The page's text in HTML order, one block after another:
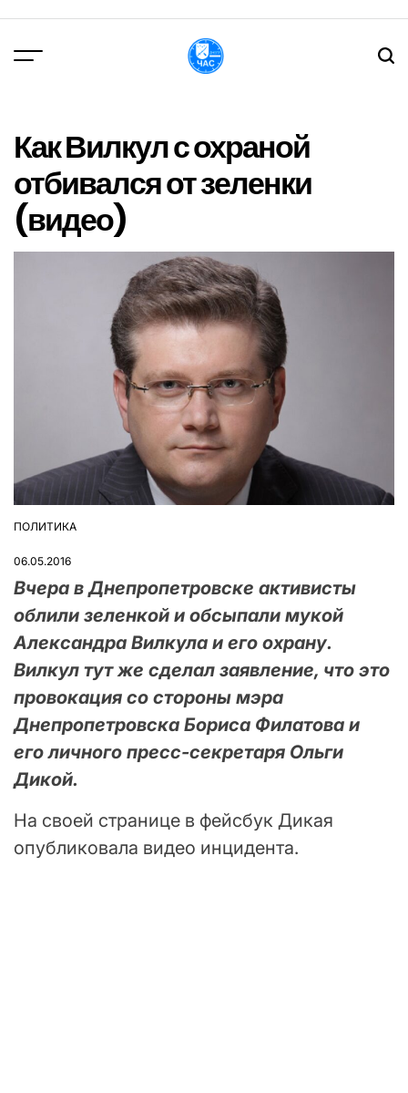
вмісту
Как Вилкул с охраной
отбивался от зеленки
(видео)
ОПУБЛІКУВАТИ
ПОЛИТИКА
06.05.2016
Вчера в Днепропетровске активисты
облили зеленкой и обсыпали мукой
Александра Вилкула и его охрану.
Вилкул тут же сделал заявление, что это
провокация со стороны мэра
Днепропетровска Бориса Филатова и
его личного пресс-секретаря Ольги
Дикой.
На своей странице в фейсбук Дикая
опубликовала видео инцидента.